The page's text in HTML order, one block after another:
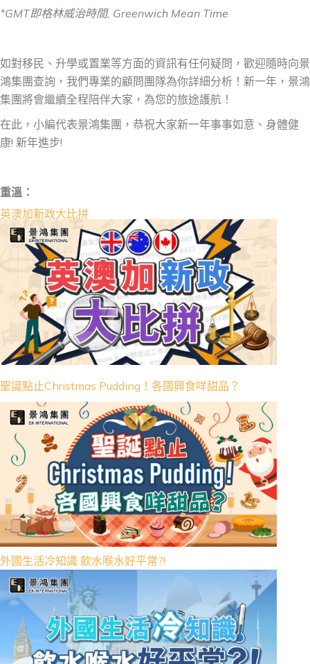
*GMT即格林威治時間, Greenwich Mean Time
如對移民、升學或置業等方面的資訊有任何疑問，歡迎隨時向景
鴻集團查詢，我們專業的顧問團隊為你詳細分析！新一年，景鴻
集團將會繼續全程陪伴大家，為您的旅途護航！
在此，小編代表景鴻集團，恭祝大家新一年事事如意、身體健
康! 新年進步!
重溫：
英澳加新政大比拼
聖誕點止Christmas Pudding！各國興食咩甜品？
外國生活冷知識 飲水喉水好平常?!